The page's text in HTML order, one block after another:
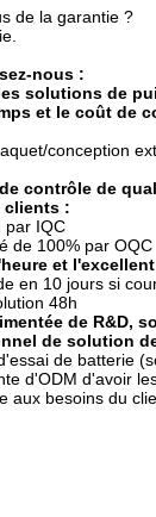
de la garantie ?
nous :
solutions de
et le coût de
conception
contrôle de
clients :
par IQC
de 100% par OQC
et
en 10 jours si
48h
de R&D,
de solution
de batterie
d'ODM d'avoir
aux besoins du